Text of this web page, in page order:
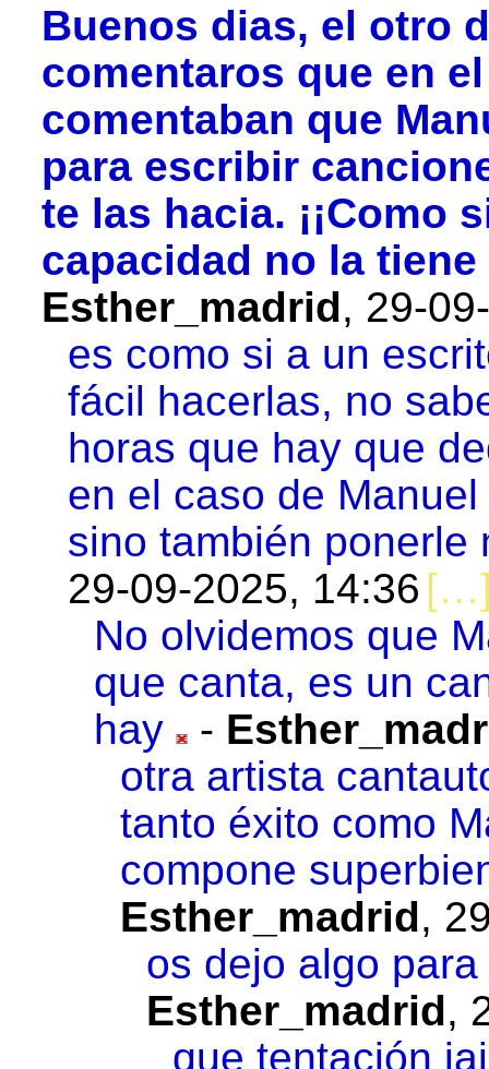
Buenos dias, el otro
comentaros que en
comentaban que
para escribir
te las hacia. ¡¡Como
capacidad no la
Esther_madrid, 29-
es como si a un
fácil hacerlas, no
horas que hay que
en el caso de
sino también ponerle
29-09-2025, 14:36
No olvidemos que
que canta, es un
hay
-
otra artista
tanto éxito como
compone
Esther_madrid,
os dejo algo
Esther_madrid,
que tentación